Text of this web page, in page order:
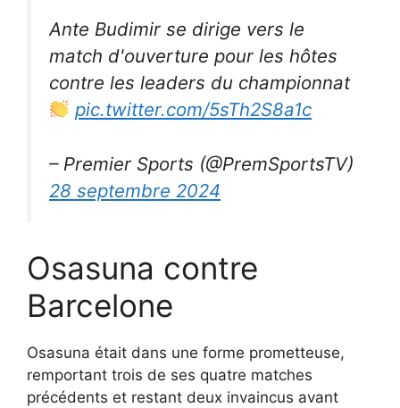
Ante Budimir se dirige vers le
match d'ouverture pour les hôtes
contre les leaders du championnat
pic.twitter.com/5sTh2S8a1c
– Premier Sports (@PremSportsTV)
28 septembre 2024
Osasuna contre
Barcelone
Osasuna était dans une forme prometteuse,
remportant trois de ses quatre matches
précédents et restant deux invaincus avant